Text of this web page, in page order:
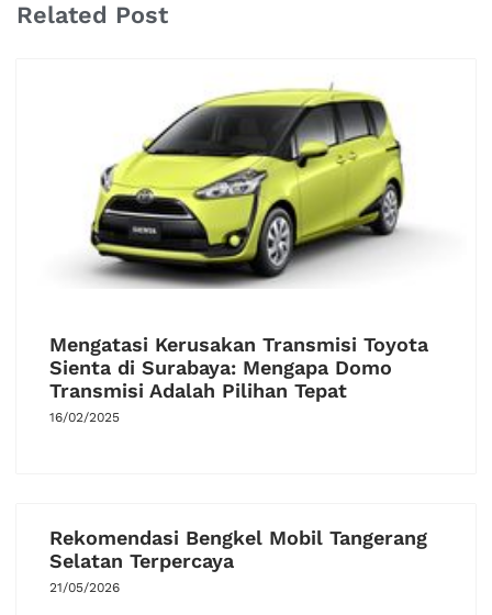
Related Post
Mengatasi Kerusakan Transmisi Toyota
Sienta di Surabaya: Mengapa Domo
Transmisi Adalah Pilihan Tepat
16/02/2025
Rekomendasi Bengkel Mobil Tangerang
Selatan Terpercaya
21/05/2026